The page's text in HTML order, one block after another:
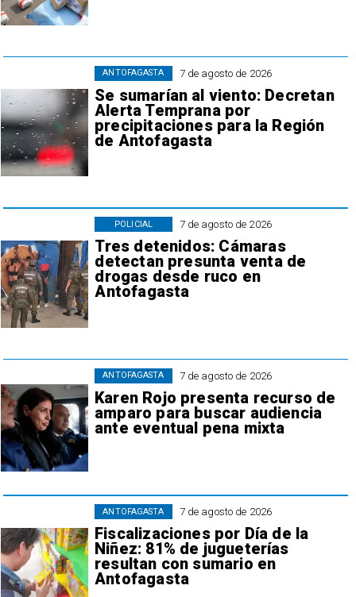
7 de agosto de 2026
Se sumarían al viento: Decretan
Alerta Temprana por
precipitaciones para la Región
de Antofagasta
ANTOFAGASTA
7 de agosto de 2026
Tres detenidos: Cámaras
detectan presunta venta de
drogas desde ruco en
Antofagasta
POLICIAL
7 de agosto de 2026
Karen Rojo presenta recurso de
amparo para buscar audiencia
ante eventual pena mixta
ANTOFAGASTA
7 de agosto de 2026
Fiscalizaciones por Día de la
Niñez: 81% de jugueterías
resultan con sumario en
Antofagasta
ANTOFAGASTA